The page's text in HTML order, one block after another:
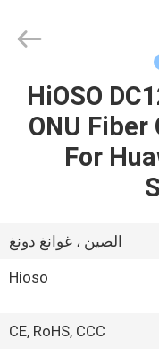
HiOSO
ONU
For
الصين ، غوانغ دونغ
Hioso
CE, RoHS, CCC